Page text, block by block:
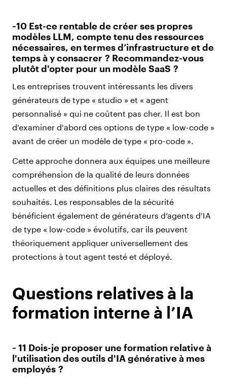
‑10 Est-ce rentable de créer ses propres
modèles LLM, compte tenu des ressources
nécessaires, en termes d’infrastructure et de
temps à y consacrer ? Recommandez-vous
plutôt d'opter pour un modèle SaaS ?
Les entreprises trouvent intéressants les divers
générateurs de type « studio » et « agent
personnalisé » qui ne coûtent pas cher. Il est bon
d'examiner d'abord ces options de type « low-code »
avant de créer un modèle de type « pro-code ».
Cette approche donnera aux équipes une meilleure
compréhension de la qualité de leurs données
actuelles et des définitions plus claires des résultats
souhaités. Les responsables de la sécurité
bénéficient également de générateurs d’agents d’IA
de type « low-code » évolutifs, car ils peuvent
théoriquement appliquer universellement des
protections à tout agent testé et déployé.
Questions relatives à la
formation interne à l’IA
‑ 11 Dois-je proposer une formation relative à
l'utilisation des outils d'IA générative à mes
employés ?